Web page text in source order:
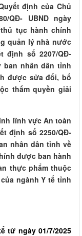
định của Chủ
QĐ- UBND ngày
tục hành chính
quản lý nhà nước
định số 2207/QĐ-
ban nhân dân tỉnh
được sửa đổi, bổ
thẩm quyền giải
lĩnh vực An toàn
định số 2250/QĐ-
nhân dân tỉnh về
được ban hành
thực phẩm thuộc
ngành Y tế tỉnh
từ ngày 01/7/2025